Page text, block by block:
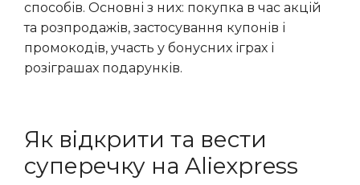
способів. Основні з них: покупка в час акцій
та розпродажів, застосування купонів і
промокодів, участь у бонусних іграх і
розіграшах подарунків.
Як відкрити та вести
суперечку на Aliexpress